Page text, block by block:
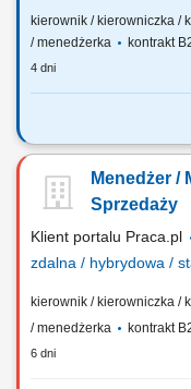
kierownik / kierowniczka /
/ menedżerka
kontrakt
4 dni
Twój zakres obowiązków:
Planowania
Konsultantów w Twoim
Menedżer /
Sprzedaży
Klient portalu Praca.pl
zdalna / hybrydowa /
kierownik / kierowniczka /
/ menedżerka
kontrakt
6 dni